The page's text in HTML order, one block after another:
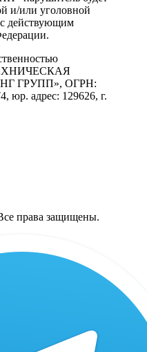
и/или уголовной
с действующим
ГРУПП», ОГРН:
юр. адрес: 129626, г.
права защищены.